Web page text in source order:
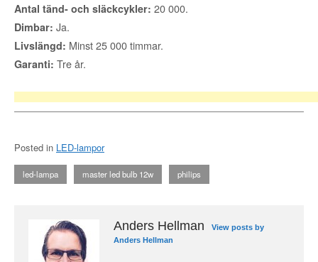
Antal tänd- och släckcykler: 20 000.
Dimbar: Ja.
Livslängd: Minst 25 000 timmar.
Garanti: Tre år.
Posted in LED-lampor
led-lampa master led bulb 12w philips
Anders Hellman
View posts by
Anders Hellman